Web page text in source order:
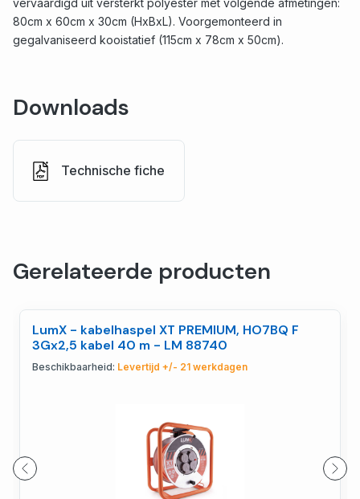
vervaardigd uit versterkt polyester met volgende afmetingen:
80cm x 60cm x 30cm (HxBxL). Voorgemonteerd in
gegalvaniseerd kooistatief (115cm x 78cm x 50cm).
Downloads
Technische fiche
Gerelateerde producten
LumX - kabelhaspel XT PREMIUM, HO7BQ F
3Gx2,5 kabel 40 m - LM 88740
Beschikbaarheid: Levertijd +/- 21 werkdagen